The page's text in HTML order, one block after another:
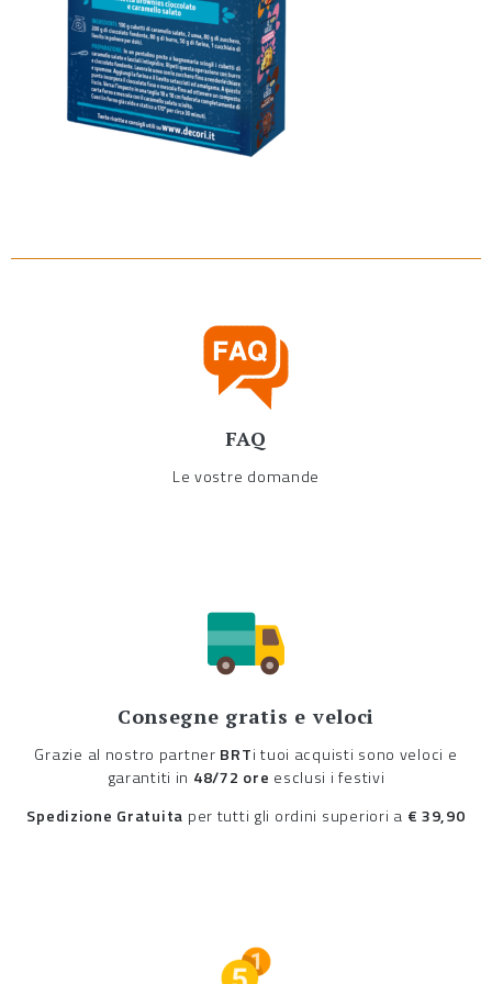
FAQ
Le vostre domande
Consegne gratis e veloci
Grazie al nostro partner BRTi tuoi acquisti sono veloci e
garantiti in 48/72 ore esclusi i festivi
Spedizione Gratuita per tutti gli ordini superiori a € 39,90